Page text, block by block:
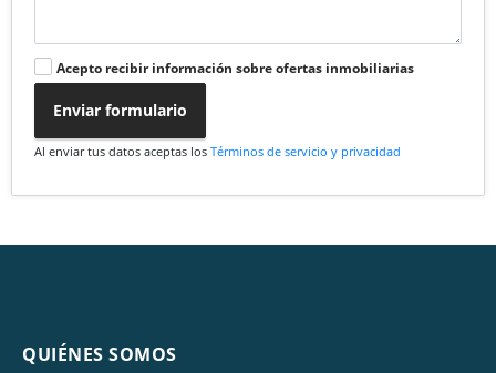
Acepto recibir información sobre ofertas inmobiliarias
Enviar formulario
Al enviar tus datos aceptas los Términos de servicio y privacidad
QUIÉNES SOMOS